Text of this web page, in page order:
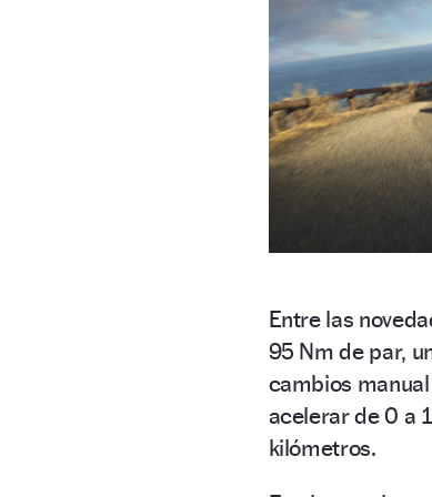
Entre las
95 Nm de par,
cambios
acelerar de 0 a
kilómetros.